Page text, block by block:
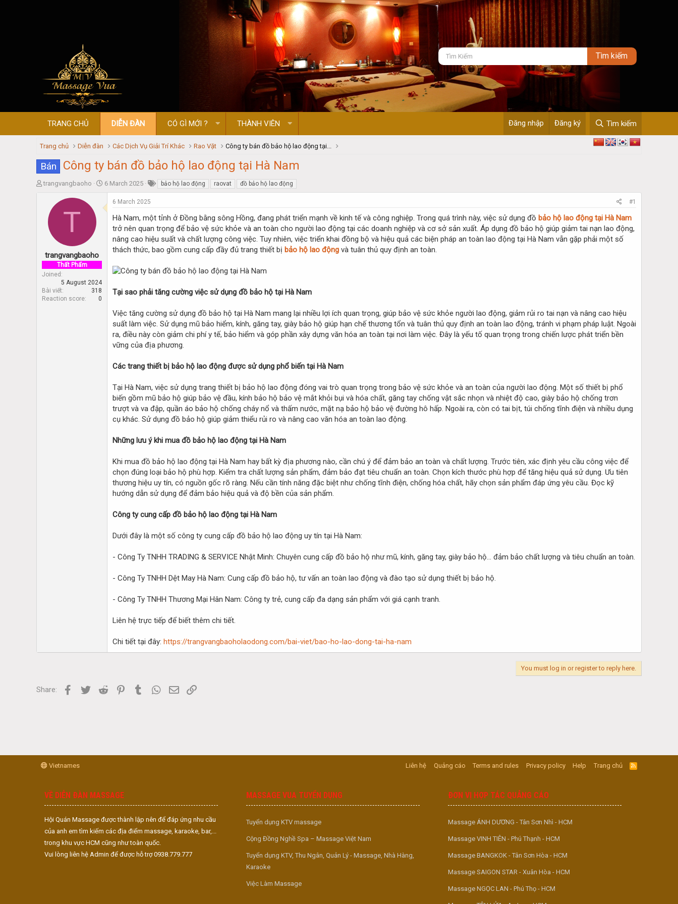
TRANG CHỦ DIỄN ĐÀN CÓ GÌ MỚI ? THÀNH VIÊN Đăng nhập Đăng ký Tìm kiếm
Trang chủ Diễn đàn Các Dịch Vụ Giải Trí Khác Rao Vặt Công ty bán đồ bảo hộ lao động tại...
Bán Công ty bán đồ bảo hộ lao động tại Hà Nam
T
a
t
r
trangvangbaoho
S
r
6 March 2025 bảo hộ lao động raovat đồ bảo hộ lao động
T
trangvangbaoho
Thất Phẩm
Joined
5 August 2024
Bài viết
318
Reaction score
0
6 March 2025 #1
Hà Nam, một tỉnh ở Đồng bằng sông Hồng, đang phát triển mạnh về kinh tế và công nghiệp. Trong quá trình này, việc sử dụng đồ bảo hộ lao động tại Hà Nam
trở nên quan trọng để bảo vệ sức khỏe và an toàn cho người lao động tại các doanh nghiệp và cơ sở sản xuất. Áp dụng đồ bảo hộ giúp giảm tai nạn lao động,
nâng cao hiệu suất và chất lượng công việc. Tuy nhiên, việc triển khai đồng bộ và hiệu quả các biện pháp an toàn lao động tại Hà Nam vẫn gặp phải một số
thách thức, bao gồm cung cấp đầy đủ trang thiết bị bảo hộ lao động và tuân thủ quy định an toàn.
Tại sao phải tăng cường việc sử dụng đồ bảo hộ tại Hà Nam
Việc tăng cường sử dụng đồ bảo hộ tại Hà Nam mang lại nhiều lợi ích quan trọng, giúp bảo vệ sức khỏe người lao động, giảm rủi ro tai nạn và nâng cao hiệu
suất làm việc. Sử dụng mũ bảo hiểm, kính, găng tay, giày bảo hộ giúp hạn chế thương tổn và tuân thủ quy định an toàn lao động, tránh vi phạm pháp luật. Ngoài
ra, điều này còn giảm chi phí y tế, bảo hiểm và góp phần xây dựng văn hóa an toàn tại nơi làm việc. Đây là yếu tố quan trọng trong chiến lược phát triển bền
vững của địa phương.
Các trang thiết bị bảo hộ lao động được sử dụng phổ biến tại Hà Nam
Tại Hà Nam, việc sử dụng trang thiết bị bảo hộ lao động đóng vai trò quan trọng trong bảo vệ sức khỏe và an toàn của người lao động. Một số thiết bị phổ
biến gồm mũ bảo hộ giúp bảo vệ đầu, kính bảo hộ bảo vệ mắt khỏi bụi và hóa chất, găng tay chống vật sắc nhọn và nhiệt độ cao, giày bảo hộ chống trơn
trượt và va đập, quần áo bảo hộ chống cháy nổ và thấm nước, mặt nạ bảo hộ bảo vệ đường hô hấp. Ngoài ra, còn có tai bịt, túi chống tĩnh điện và nhiều dụng
cụ khác. Sử dụng đồ bảo hộ giúp giảm thiểu rủi ro và nâng cao văn hóa an toàn lao động.
Những lưu ý khi mua đồ bảo hộ lao động tại Hà Nam
Khi mua đồ bảo hộ lao động tại Hà Nam hay bất kỳ địa phương nào, cần chú ý để đảm bảo an toàn và chất lượng. Trước tiên, xác định yêu cầu công việc để
chọn đúng loại bảo hộ phù hợp. Kiểm tra chất lượng sản phẩm, đảm bảo đạt tiêu chuẩn an toàn. Chọn kích thước phù hợp để tăng hiệu quả sử dụng. Ưu tiên
thương hiệu uy tín, có nguồn gốc rõ ràng. Nếu cần tính năng đặc biệt như chống tĩnh điện, chống hóa chất, hãy chọn sản phẩm đáp ứng yêu cầu. Đọc kỹ
hướng dẫn sử dụng để đảm bảo hiệu quả và độ bền của sản phẩm.
Công ty cung cấp đồ bảo hộ lao động tại Hà Nam
Dưới đây là một số công ty cung cấp đồ bảo hộ lao động uy tín tại Hà Nam:
- Công Ty TNHH TRADING & SERVICE Nhật Minh: Chuyên cung cấp đồ bảo hộ như mũ, kính, găng tay, giày bảo hộ… đảm bảo chất lượng và tiêu chuẩn an toàn.
- Công Ty TNHH Dệt May Hà Nam: Cung cấp đồ bảo hộ, tư vấn an toàn lao động và đào tạo sử dụng thiết bị bảo hộ.
- Công Ty TNHH Thương Mại Hân Nam: Công ty trẻ, cung cấp đa dạng sản phẩm với giá cạnh tranh.
Liên hệ trực tiếp để biết thêm chi tiết.
Chi tiết tại đây: https://trangvangbaoholaodong.com/bai-viet/bao-ho-lao-dong-tai-ha-nam
You must log in or register to reply here.
Share: Facebook
Twitter Reddit PinterestTumblr WhatsApp
Email
Vietnames Liên hệ Quảng cáo Terms and rules Privacy policy Help Trang chủ
R
S
VỀ DIỄN ĐÀN MASSAGE
Hội Quán Massage được thành lập nên để đáp ứng nhu cầu
của anh em tìm kiếm các địa điểm massage, karaoke, bar,...
trong khu vực HCM cũng như toàn quốc.
Vui lòng liên hệ Admin để được hỗ trợ 0938.779.777
MASSAGE VUA TUYỂN DỤNG
Tuyển dụng KTV massage
Cộng Đồng Nghề Spa – Massage Việt Nam
Tuyển dụng KTV, Thu Ngân, Quản Lý - Massage, Nhà Hàng,
Karaoke
Việc Làm Massage
ĐƠN VỊ HỢP TÁC QUẢNG CÁO
Massage ÁNH DƯƠNG - Tân Sơn Nhì - HCM
Massage VINH TIÊN - Phú Thạnh - HCM
Massage BANGKOK - Tân Sơn Hòa - HCM
Massage SAIGON STAR - Xuân Hòa - HCM
Massage NGỌC LAN - Phú Thọ - HCM